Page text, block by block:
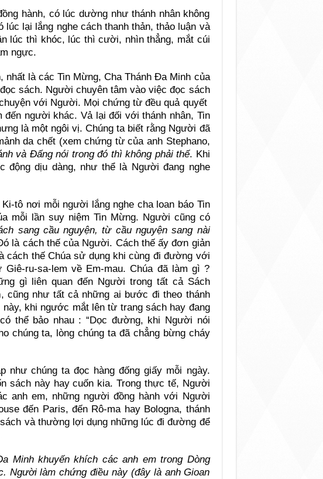
hành, có lúc dường như thánh nhân không
lại lắng nghe cách thanh thản, thảo luận và
lúc thì khóc, lúc thì cười, nhìn thẳng, mắt cúi
ngực.
nhất là các Tin Mừng, Cha Thánh Đa Minh của
sách. Người chuyên tâm vào việc đọc sách
với Người. Mọi chứng từ đều quả quyết
người khác. Vả lại đối với thánh nhân, Tin
là một ngôi vị. Chúng ta biết rằng Người đã
da chết (xem chứng từ của anh Stephano,
và Đấng nói trong đó thì không phải thế. Khi
động dịu dàng, như thể là Người đang nghe
tô nơi mỗi người lắng nghe cha loan báo Tin
mỗi lần suy niệm Tin Mừng. Người cũng có
sang cầu nguyện, từ cầu nguyện sang nài
là cách thế của Người. Cách thế ấy đơn giản
cách thế Chúa sử dụng khi cùng đi đường với
Giê-ru-sa-lem về Em-mau. Chúa đã làm gì ?
gì liên quan đến Người trong tất cả Sách
cũng như tất cả những ai bước đi theo thánh
khi ngước mắt lên từ trang sách hay đang
thể bảo nhau : “Dọc đường, khi Người nói
chúng ta, lòng chúng ta đã chẳng bừng cháy
như chúng ta đọc hàng đống giấy mỗi ngày.
sách này hay cuốn kia. Trong thực tế, Người
anh em, những người đồng hành với Người
đến Paris, đến Rô-ma hay Bologna, thánh
và thường lợi dụng những lúc đi đường để
Minh khuyến khích các anh em trong Dòng
Người làm chứng điều này (đây là anh Gioan